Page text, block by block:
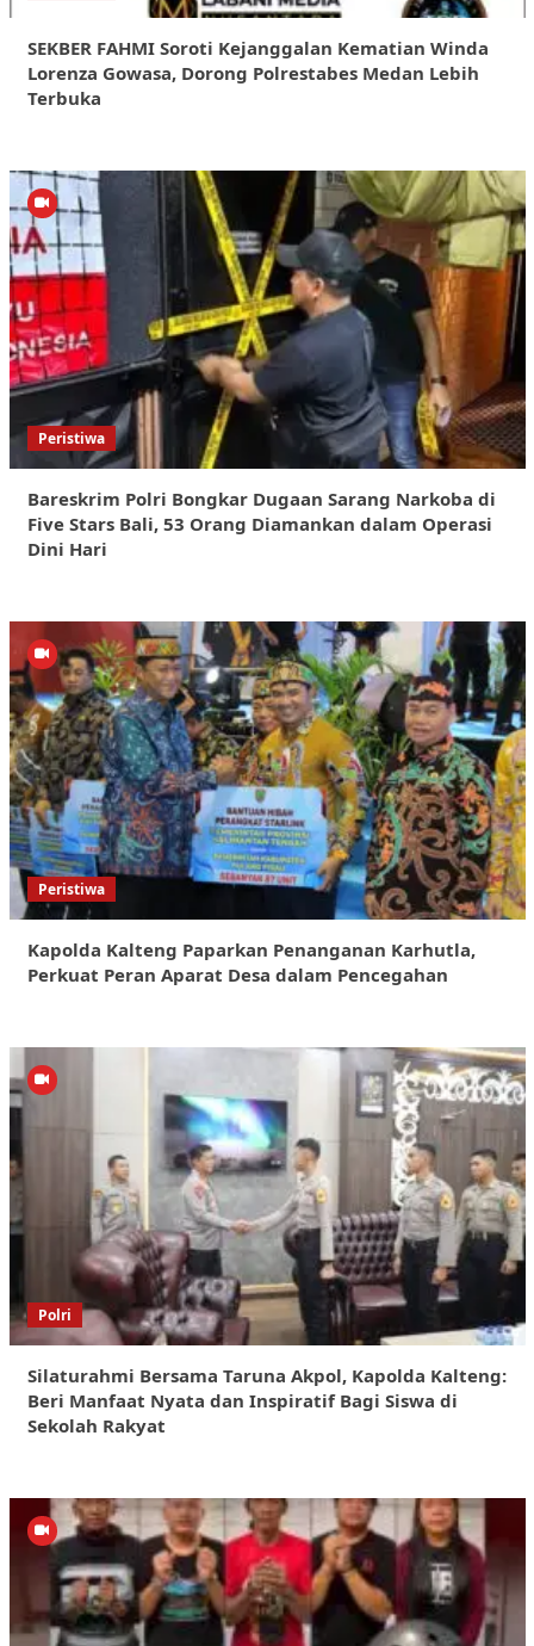
SEKBER FAHMI Soroti Kejanggalan Kematian Winda
Lorenza Gowasa, Dorong Polrestabes Medan Lebih
Terbuka
Peristiwa
Bareskrim Polri Bongkar Dugaan Sarang Narkoba di
Five Stars Bali, 53 Orang Diamankan dalam Operasi
Dini Hari
Peristiwa
Kapolda Kalteng Paparkan Penanganan Karhutla,
Perkuat Peran Aparat Desa dalam Pencegahan
Polri
Silaturahmi Bersama Taruna Akpol, Kapolda Kalteng:
Beri Manfaat Nyata dan Inspiratif Bagi Siswa di
Sekolah Rakyat